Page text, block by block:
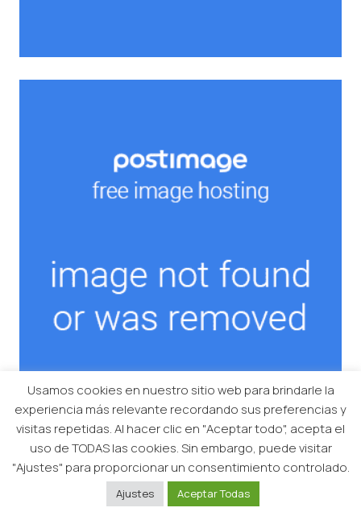
Usamos cookies en nuestro sitio web para brindarle la
experiencia más relevante recordando sus preferencias y
visitas repetidas. Al hacer clic en "Aceptar todo", acepta el
uso de TODAS las cookies. Sin embargo, puede visitar
"Ajustes" para proporcionar un consentimiento controlado.
Ajustes Aceptar Todas